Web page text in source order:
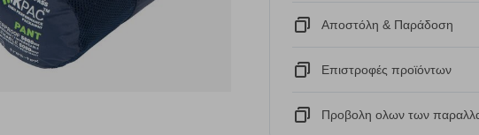
Αποστόλη & Παράδοση
Eπιστροφές προϊόντων
Προβολη ολων των